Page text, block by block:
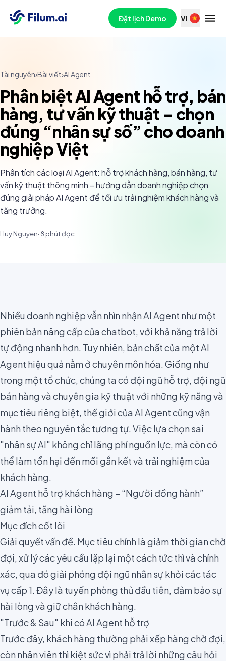
Đặt lịch Demo VI
Tài nguyên›Bài viết›AI Agent
Phân biệt AI Agent hỗ trợ, bán
hàng, tư vấn kỹ thuật – chọn
đúng “nhân sự số” cho doanh
nghiệp Việt
Phân tích các loại AI Agent: hỗ trợ khách hàng, bán hàng, tư
vấn kỹ thuật thông minh – hướng dẫn doanh nghiệp chọn
đúng giải pháp AI Agent để tối ưu trải nghiệm khách hàng và
tăng trưởng.
Huy Nguyen· 8 phút đọc
Nhiều doanh nghiệp vẫn nhìn nhận AI Agent như một
phiên bản nâng cấp của chatbot, với khả năng trả lời
tự động nhanh hơn. Tuy nhiên, bản chất của một AI
Agent hiệu quả nằm ở chuyên môn hóa. Giống như
trong một tổ chức, chúng ta có đội ngũ hỗ trợ, đội ngũ
bán hàng và chuyên gia kỹ thuật với những kỹ năng và
mục tiêu riêng biệt, thế giới của AI Agent cũng vận
hành theo nguyên tắc tương tự. Việc lựa chọn sai
"nhân sự AI" không chỉ lãng phí nguồn lực, mà còn có
thể làm tổn hại đến mối gắn kết và trải nghiệm của
khách hàng.
AI Agent hỗ trợ khách hàng – “Người đồng hành”
giảm tải, tăng hài lòng
Mục đích cốt lõi
Giải quyết vấn đề. Mục tiêu chính là giảm thời gian chờ
đợi, xử lý các yêu cầu lặp lại một cách tức thì và chính
xác, qua đó giải phóng đội ngũ nhân sự khỏi các tác
vụ cấp 1. Đây là tuyến phòng thủ đầu tiên, đảm bảo sự
hài lòng và giữ chân khách hàng.
"Trước & Sau" khi có AI Agent hỗ trợ
Trước đây, khách hàng thường phải xếp hàng chờ đợi,
còn nhân viên thì kiệt sức vì phải trả lời những câu hỏi